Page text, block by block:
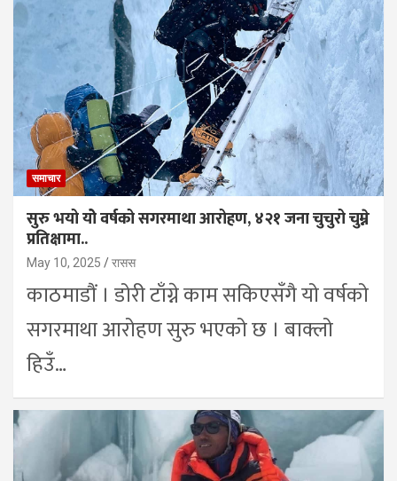
समाचार
सुरु भयो योे वर्षको सगरमाथा आरोहण, ४२१ जना चुचुरो चुम्ने
प्रतिक्षामा..
May 10, 2025 रासस
काठमाडौं । डोरी टाँग्ने काम सकिएसँगै यो वर्षको
सगरमाथा आरोहण सुरु भएको छ । बाक्लो
हिउँ…